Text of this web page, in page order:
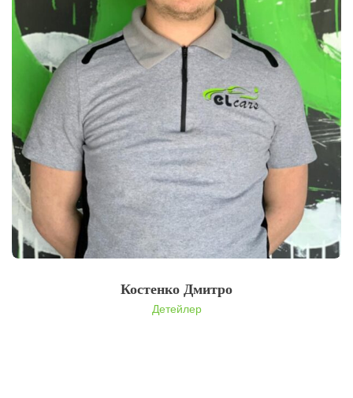
Костенко Дмитро
Детейлер